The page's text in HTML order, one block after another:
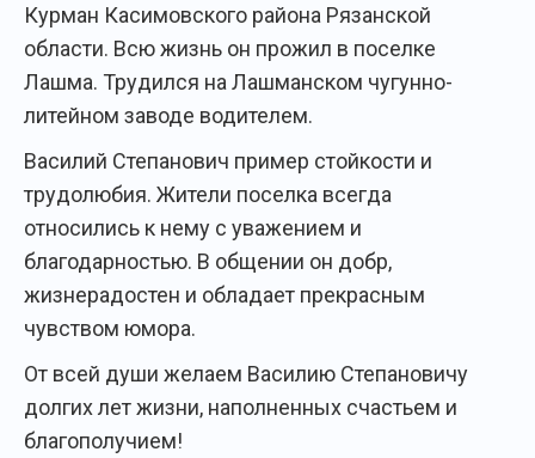
Курман Касимовского района Рязанской
области. Всю жизнь он прожил в поселке
Лашма. Трудился на Лашманском чугунно-
литейном заводе водителем.
Василий Степанович пример стойкости и
трудолюбия. Жители поселка всегда
относились к нему с уважением и
благодарностью. В общении он добр,
жизнерадостен и обладает прекрасным
чувством юмора.
От всей души желаем Василию Степановичу
долгих лет жизни, наполненных счастьем и
благополучием!